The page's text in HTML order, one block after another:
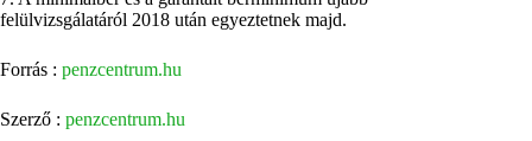
felülvizsgálatáról 2018 után egyeztetnek majd.
Forrás : penzcentrum.hu
Szerző : penzcentrum.hu